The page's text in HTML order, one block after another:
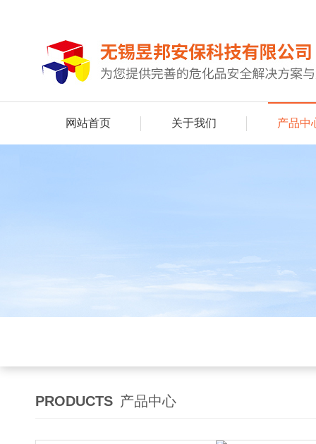
网站首页 关于我们 产品中
PRODUCTS 产品中心